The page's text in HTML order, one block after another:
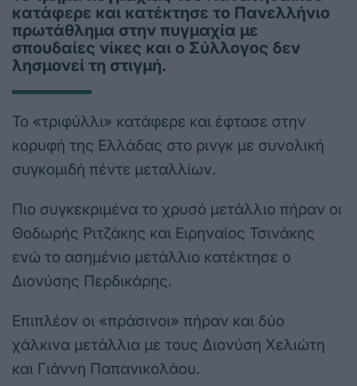
κατάφερε και κατέκτησε το Πανελλήνιο
πρωτάθλημα στην πυγμαχία με
σπουδαίες νίκες και ο Σύλλογος δεν
λησμονεί τη στιγμή.
Το «τριφύλλι» κατάφερε και έφτασε στην
κορυφή της Ελλάδας στο ρινγκ με συνολική
συγκομιδή πέντε μεταλλίων.
Πιο συγκεκριμένα το χρυσό μετάλλιο πήραν οι
Θοδωρής Ριτζάκης και Ειρηναίος Τσινάκης
ενώ το ασημένιο μετάλλιο κατέκτησε ο
Διονύσης Περδικάρης.
Επιπλέον οι «πράσινοι» πήραν και δύο
χάλκινα μετάλλια με τους Διονύση Χελιώτη
και Γιάννη Παπανικολάου.